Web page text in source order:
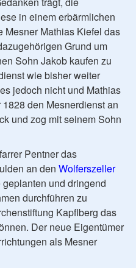
in einem erbärmlichen
Mesner Mathias Kiefel das
Grund um
Sohn Jakob kaufen zu
wie bisher weiter
jedoch nicht und Mathias
den Mesnerdienst an
und zog mit seinem Sohn
Pentner das
an den Wolferszeller
geplanten und dringend
durchführen zu
Kapflberg das
Der neue Eigentümer
als Mesner